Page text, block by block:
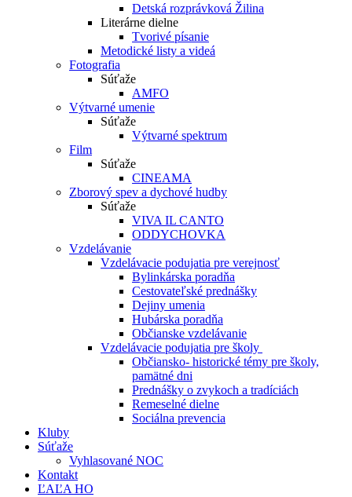
Detská rozprávková Žilina
Literárne dielne
Tvorivé písanie
Metodické listy a videá
Fotografia
Súťaže
AMFO
Výtvarné umenie
Súťaže
Výtvarné spektrum
Film
Súťaže
CINEAMA
Zborový spev a dychové hudby
Súťaže
VIVA IL CANTO
ODDYCHOVKA
Vzdelávanie
Vzdelávacie podujatia pre verejnosť
Bylinkárska poradňa
Cestovateľské prednášky
Dejiny umenia
Hubárska poradňa
Občianske vzdelávanie
Vzdelávacie podujatia pre školy
Občiansko- historické témy pre školy,
pamätné dni
Prednášky o zvykoch a tradíciách
Remeselné dielne
Sociálna prevencia
Kluby
Súťaže
Vyhlasované NOC
Kontakt
ĽAĽA HO